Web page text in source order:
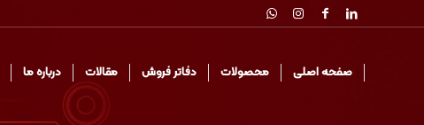
صفحه اصلی محصولات دفاتر فروش مقالات درباره ما